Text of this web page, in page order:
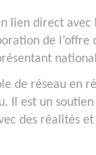
lien direct
de
de réseau en
Il est un
des réalités et